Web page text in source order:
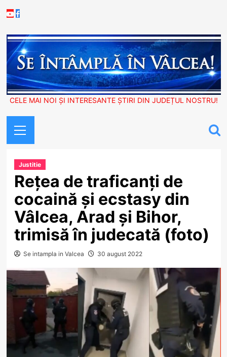
to
Youtube
Facebook
CELE MAI NOI ȘI INTERESANTE ȘTIRI DIN JUDEȚUL NOSTRU!
Menu
Justitie
Rețea de traficanți de
cocaină și ecstasy din
Vâlcea, Arad și Bihor,
trimisă în judecată (foto)
Se intampla in Valcea 30 august 2022